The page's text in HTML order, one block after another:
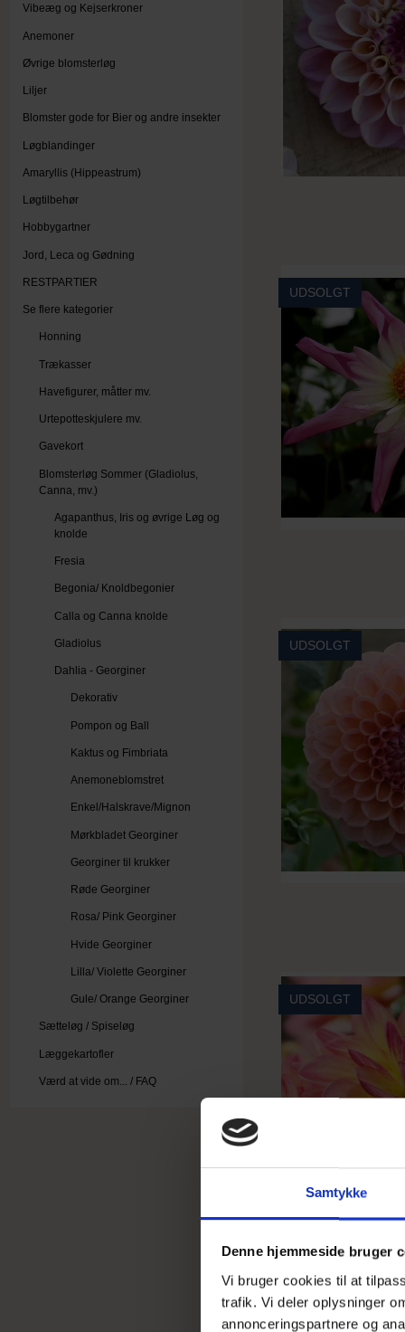
Samtykke
Denne hjemmeside bruger
Vi bruger cookies til at
trafik. Vi deler oplysninger
annonceringspartnere og
Vibeæg og Kejserkroner
Anemoner
Øvrige blomsterløg
Liljer
Blomster gode for Bier og andre insekter
Løgblandinger
Amaryllis (Hippeastrum)
Løgtilbehør
Hobbygartner
Jord, Leca og Gødning
RESTPARTIER
Se flere kategorier
Honning
Trækasser
Havefigurer, måtter mv.
Urtepotteskjulere mv.
Gavekort
Blomsterløg Sommer (Gladiolus,
Canna, mv.)
Agapanthus, Iris og øvrige Løg og
knolde
Fresia
Begonia/ Knoldbegonier
Calla og Canna knolde
Gladiolus
Dahlia - Georginer
Dekorativ
Pompon og Ball
Kaktus og Fimbriata
Anemoneblomstret
Enkel/Halskrave/Mignon
Mørkbladet Georginer
Georginer til krukker
Røde Georginer
Rosa/ Pink Georginer
Hvide Georginer
Lilla/ Violette Georginer
Gule/ Orange Georginer
Sætteløg / Spiseløg
Læggekartofler
Værd at vide om... / FAQ
UDSOLGT
UDSOLGT
UDSOLGT